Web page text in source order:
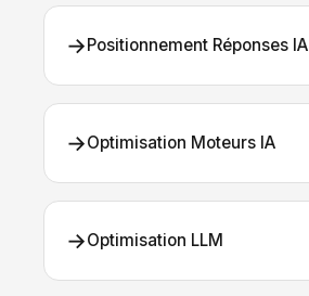
→Positionnement Réponses IA
→Optimisation Moteurs IA
→Optimisation LLM